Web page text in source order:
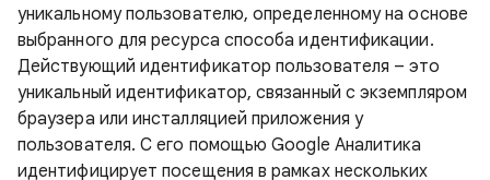
уникальному пользователю, определенному на основе
выбранного для ресурса способа идентификации.
Действующий идентификатор пользователя – это
уникальный идентификатор, связанный с экземпляром
браузера или инсталляцией приложения у
пользователя. С его помощью Google Аналитика
идентифицирует посещения в рамках нескольких